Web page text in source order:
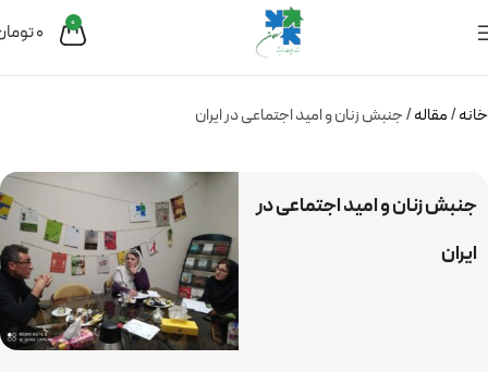
0
0
خانه مقاله جنبش زنان و امید اجتماعی در ایران
جنبش زنان و امید اجتماعی در
ایران